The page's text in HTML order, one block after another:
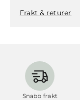
Frakt & returer
Snabb frakt